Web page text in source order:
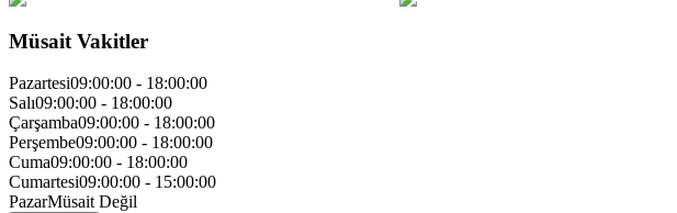
Müsait Vakitler
Pazartesi09:00:00 - 18:00:00
Salı09:00:00 - 18:00:00
Çarşamba09:00:00 - 18:00:00
Perşembe09:00:00 - 18:00:00
Cuma09:00:00 - 18:00:00
Cumartesi09:00:00 - 15:00:00
PazarMüsait Değil